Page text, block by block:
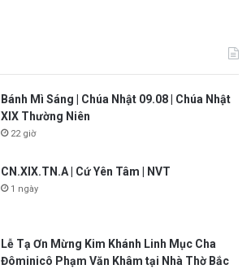
Bánh Mì Sáng | Chúa Nhật 09.08 | Chúa Nhật
XIX Thường Niên
22 giờ
CN.XIX.TN.A | Cứ Yên Tâm | NVT
1 ngày
Lễ Tạ Ơn Mừng Kim Khánh Linh Mục Cha
Đôminicô Phạm Văn Khâm tại Nhà Thờ Bắc